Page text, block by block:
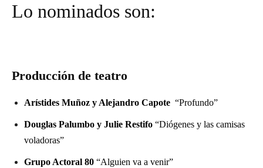
Lo nominados son:
Producción de teatro
Arístides Muñoz y Alejandro Capote “Profundo”
Douglas Palumbo y Julie Restifo “Diógenes y las camisas
voladoras”
Grupo Actoral 80 “Alguien va a venir”